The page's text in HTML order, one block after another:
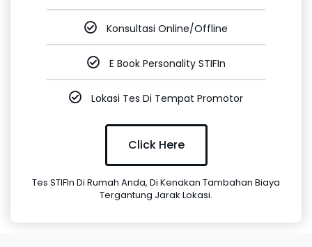
Konsultasi Online/Offline
E Book Personality STIFIn
Lokasi Tes Di Tempat Promotor
Click Here
Tes STIFIn Di Rumah Anda, Di Kenakan Tambahan Biaya
Tergantung Jarak Lokasi.